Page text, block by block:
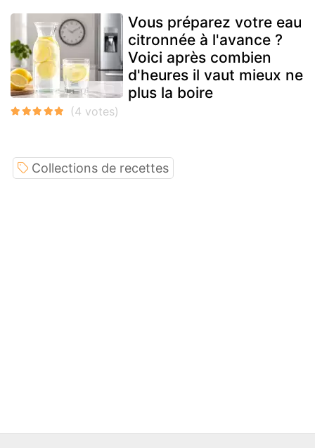
Vous préparez votre eau
citronnée à l'avance ?
Voici après combien
d'heures il vaut mieux ne
plus la boire
Collections de recettes